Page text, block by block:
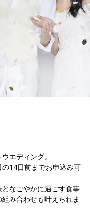
エディング。
14日前までお申込み可
なごやかに過ごす食事
み合わせも叶えられま